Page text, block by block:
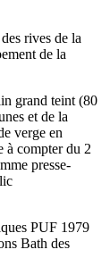
rives de la
de la
grand teint (80
et de la
verge en
à compter du 2
presse-
PUF 1979
Bath des